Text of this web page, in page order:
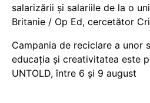
salarizării și salariile de la o
Britanie / Op Ed, cercetător
Campania de reciclare a unor
educația și creativitatea este
UNTOLD, între 6 și 9 august